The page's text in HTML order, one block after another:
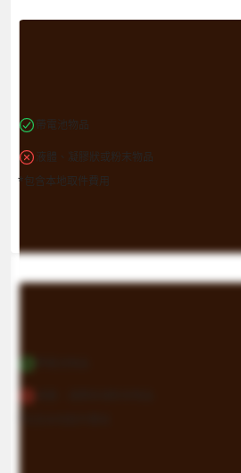
帶電池物品
液體、凝膠狀或粉末物品
*包含本地取件費用